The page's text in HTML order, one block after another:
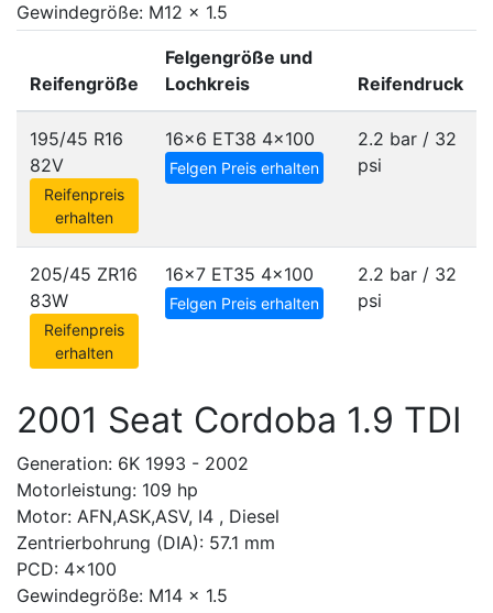
Gewindegröße: M12 x 1.5
Reifengröße
Felgengröße und
Lochkreis
Reifendruck
195/45 R16
82V
Reifenpreis
erhalten
16x6 ET38 4x100
Felgen Preis erhalten
2.2 bar / 32
psi
205/45 ZR16
83W
Reifenpreis
erhalten
16x7 ET35 4x100
Felgen Preis erhalten
2.2 bar / 32
psi
2001 Seat Cordoba 1.9 TDI
Generation: 6K 1993 - 2002
Motorleistung: 109 hp
Motor: AFN,ASK,ASV, I4 , Diesel
Zentrierbohrung (DIA): 57.1 mm
PCD: 4x100
Gewindegröße: M14 x 1.5